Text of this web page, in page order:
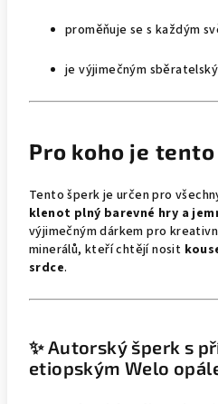
proměňuje se s každým
je výjimečným
Pro koho je
Tento šperk je určen pro
klenot plný barevné hry a
výjimečným dárkem pro
minerálů, kteří chtějí nosit
srdce.
✨ Autorský šperk s
etiopským Welo